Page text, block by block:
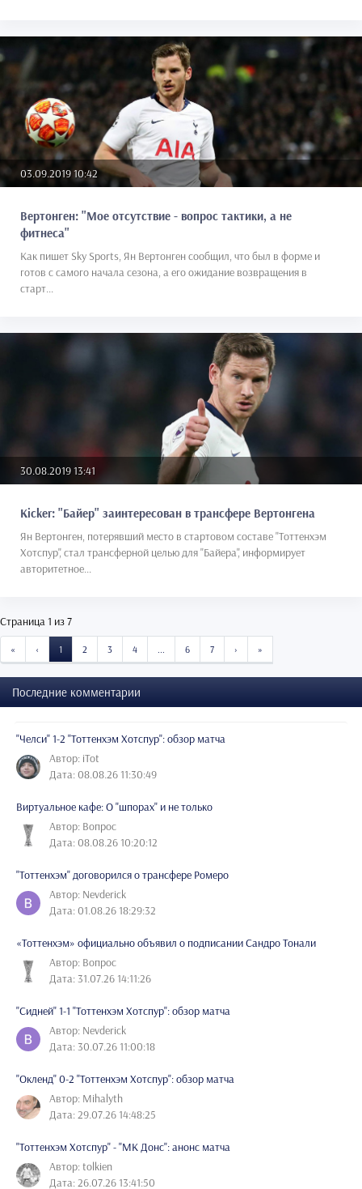
03.09.2019 10:42
Вертонген: "Мое отсутствие - вопрос тактики, а не
фитнеса"
Как пишет Sky Sports, Ян Вертонген сообщил, что был в форме и
готов с самого начала сезона, а его ожидание возвращения в
старт...
30.08.2019 13:41
Kicker: "Байер" заинтересован в трансфере Вертонгена
Ян Вертонген, потерявший место в стартовом составе "Тоттенхэм
Хотспур", стал трансферной целью для "Байера", информирует
авторитетное...
Страница 1 из 7
« START‹ PREVIOUS
1 2 3 4 6 7 › »
Последние комментарии
"Челси" 1-2 "Тоттенхэм Хотспур": обзор матча
Автор: iTot
Дата: 08.08.26 11:30:49
Виртуальное кафе: О "шпорах" и не только
Автор: Вопрос
Дата: 08.08.26 10:20:12
"Тоттенхэм" договорился о трансфере Ромеро
Автор: Nevderick
Дата: 01.08.26 18:29:32
«Тоттенхэм» официально объявил о подписании Сандро Тонали
Автор: Вопрос
Дата: 31.07.26 14:11:26
"Сидней" 1-1 "Тоттенхэм Хотспур": обзор матча
Автор: Nevderick
Дата: 30.07.26 11:00:18
"Окленд" 0-2 "Тоттенхэм Хотспур": обзор матча
Автор: Mihalyth
Дата: 29.07.26 14:48:25
"Тоттенхэм Хотспур" - "МК Донс": анонс матча
Автор: tolkien
Дата: 26.07.26 13:41:50